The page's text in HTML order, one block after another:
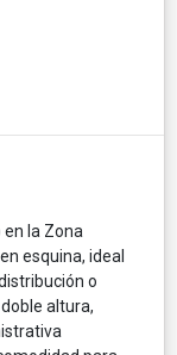
la Zona
esquina, ideal
o
altura,